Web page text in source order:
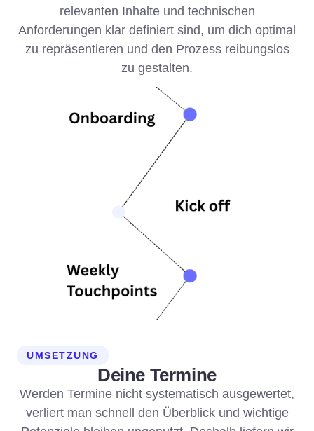
relevanten Inhalte und technischen
Anforderungen klar definiert sind, um dich optimal
zu repräsentieren und den Prozess reibungslos
zu gestalten.
UMSETZUNG
Deine Termine
Werden Termine nicht systematisch ausgewertet,
verliert man schnell den Überblick und wichtige